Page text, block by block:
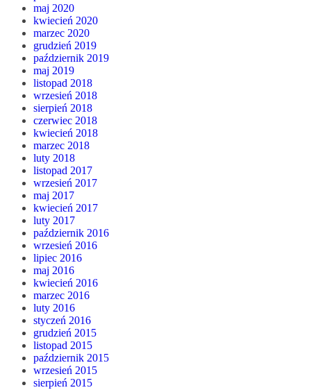
maj 2020
kwiecień 2020
marzec 2020
grudzień 2019
październik 2019
maj 2019
listopad 2018
wrzesień 2018
sierpień 2018
czerwiec 2018
kwiecień 2018
marzec 2018
luty 2018
listopad 2017
wrzesień 2017
maj 2017
kwiecień 2017
luty 2017
październik 2016
wrzesień 2016
lipiec 2016
maj 2016
kwiecień 2016
marzec 2016
luty 2016
styczeń 2016
grudzień 2015
listopad 2015
październik 2015
wrzesień 2015
sierpień 2015